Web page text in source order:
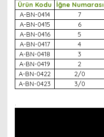
Ürün Kodu
İğne Numarası
A-BN-0414
7
A-BN-0415
6
A-BN-0416
5
A-BN-0417
4
A-BN-0418
3
A-BN-0419
2
A-BN-0422
2/0
A-BN-0423
3/0